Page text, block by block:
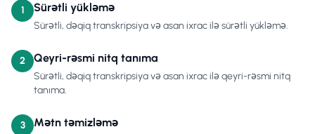
1 Sürətli yükləmə
Sürətli, dəqiq transkripsiya və asan ixrac ilə sürətli yükləmə.
2 Qeyri-rəsmi nitq tanıma
Sürətli, dəqiq transkripsiya və asan ixrac ilə qeyri-rəsmi nitq
tanıma.
3 Mətn təmizləmə